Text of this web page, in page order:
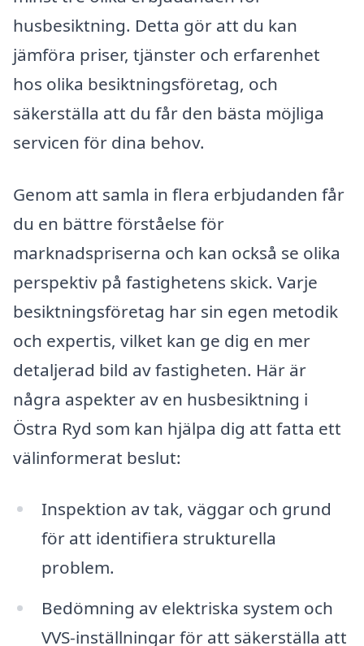
husbesiktning. Detta gör att du kan
jämföra priser, tjänster och erfarenhet
hos olika besiktningsföretag, och
säkerställa att du får den bästa möjliga
servicen för dina behov.
Genom att samla in flera erbjudanden får
du en bättre förståelse för
marknadspriserna och kan också se olika
perspektiv på fastighetens skick. Varje
besiktningsföretag har sin egen metodik
och expertis, vilket kan ge dig en mer
detaljerad bild av fastigheten. Här är
några aspekter av en husbesiktning i
Östra Ryd som kan hjälpa dig att fatta ett
välinformerat beslut:
Inspektion av tak, väggar och grund
för att identifiera strukturella
problem.
Bedömning av elektriska system och
VVS-inställningar för att säkerställa att